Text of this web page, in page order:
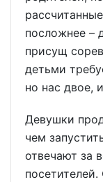
посложнее –
присущ
детьми
но нас двое,
Девушки
чем
отвечают за